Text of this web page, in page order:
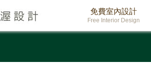
免費室內設計
Free Interior Design